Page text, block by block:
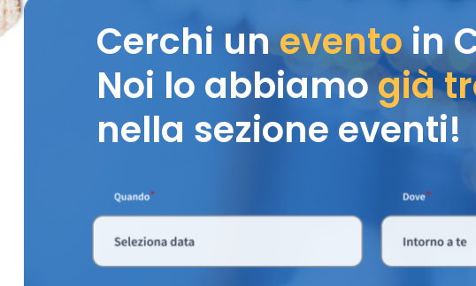
Cerchi uneventoin
Noi lo abbiamogià
nella sezione eventi!